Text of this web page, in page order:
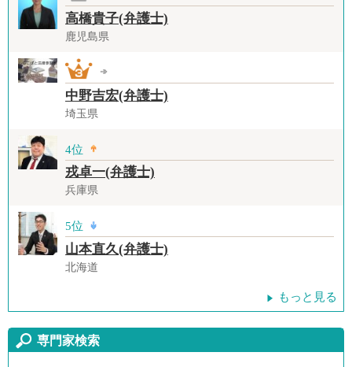
高橋貴子(弁護士)
鹿児島県
中野吉宏(弁護士)
埼玉県
4位
戎卓一(弁護士)
兵庫県
5位
山本直久(弁護士)
北海道
もっと見る
専門家検索